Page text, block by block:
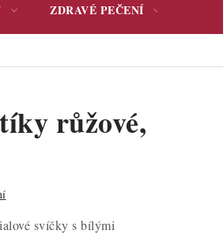
ZDRAVÉ PEČENÍ
růžové,
svíčky s bílými